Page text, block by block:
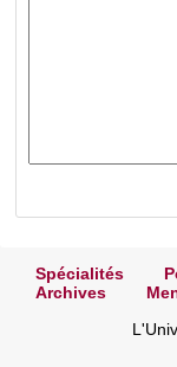
Spécialités
Archives